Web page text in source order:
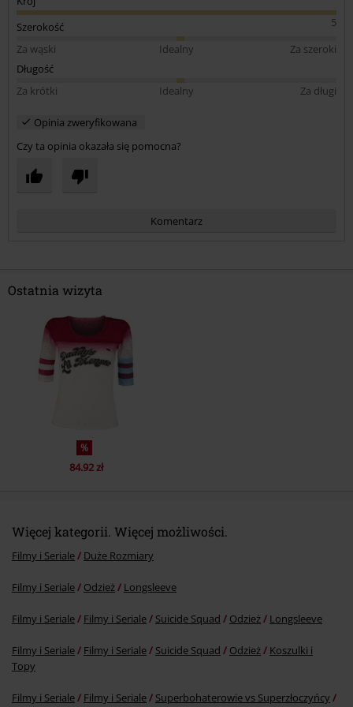
5
Szerokość
Za wąski
Idealny
Za szeroki
Długość
Za krótki
Idealny Za długi
Opinia zweryfikowana
Czy ta opinia okazała się pomocna?
Komentarz
Ostatnia wizyta
%
84.92 zł
Więcej kategorii. Więcej możliwości.
Filmy i Seriale Duże Rozmiary
Filmy i Seriale Odzież Longsleeve
Filmy i Seriale Filmy i Seriale Suicide Squad Odzież Longsleeve
Filmy i Seriale Filmy i Seriale Suicide Squad Odzież
Koszulki i
Topy
Filmy i Seriale Filmy i Seriale
Superbohaterowie vs Superzłoczyńcy